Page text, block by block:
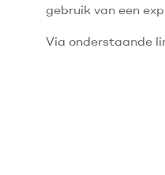
gebruik van een
Via onderstaande